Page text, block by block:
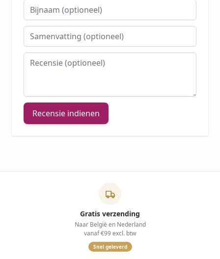
Bijnaam
Samenvatting
Recensie
Recensie indienen
Gratis verzending
Naar België en Nederland
vanaf €99 excl. btw
Snel geleverd